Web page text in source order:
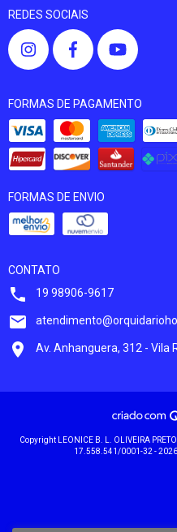
REDES SOCIAIS
FORMAS DE PAGAMENTO
FORMAS DE ENVIO
CONTATO
19 98906-9617
Av. Anhanguera, 312 - Vila
Copyright LEONICE B. L. OLIVEIRA
17.558.541/0001-32 -